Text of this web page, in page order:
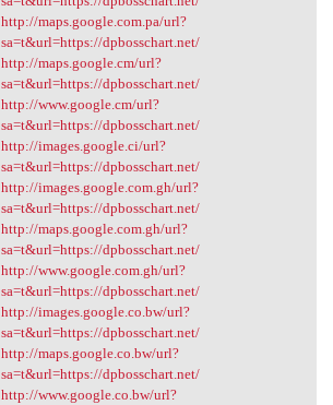
http://maps.google.com.pa/url?
sa=t&url=https://dpbosschart.net/
http://maps.google.cm/url?
sa=t&url=https://dpbosschart.net/
http://www.google.cm/url?
sa=t&url=https://dpbosschart.net/
http://images.google.ci/url?
sa=t&url=https://dpbosschart.net/
http://images.google.com.gh/url?
sa=t&url=https://dpbosschart.net/
http://maps.google.com.gh/url?
sa=t&url=https://dpbosschart.net/
http://www.google.com.gh/url?
sa=t&url=https://dpbosschart.net/
http://images.google.co.bw/url?
sa=t&url=https://dpbosschart.net/
http://maps.google.co.bw/url?
sa=t&url=https://dpbosschart.net/
http://www.google.co.bw/url?